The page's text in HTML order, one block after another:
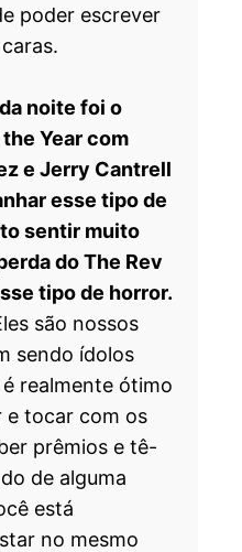
poder escrever
noite foi o
Year com
e Jerry Cantrell
esse tipo de
sentir muito
do The Rev
tipo de horror.
são nossos
sendo ídolos
realmente ótimo
e tocar com os
prêmios e tê-
de alguma
está
no mesmo